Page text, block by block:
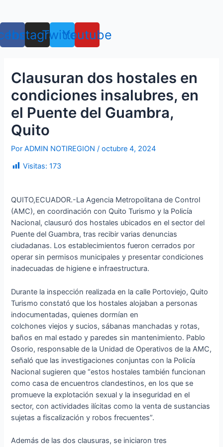
Instagram
TwitterYoutube
Clausuran dos hostales en
condiciones insalubres, en
el Puente del Guambra,
Quito
PorADMIN NOTIREGION/octubre 4, 2024
Visitas: 173
QUITO,ECUADOR.-La Agencia Metropolitana de Control
(AMC), en coordinación con Quito Turismo y la Policía
Nacional, clausuró dos hostales ubicados en el sector del
Puente del Guambra, tras recibir varias denuncias
ciudadanas. Los establecimientos fueron cerrados por
operar sin permisos municipales y presentar condiciones
inadecuadas de higiene e infraestructura.
Durante la inspección realizada en la calle Portoviejo, Quito
Turismo constató que los hostales alojaban a personas
indocumentadas, quienes dormían en
colchones viejos y sucios, sábanas manchadas y rotas,
baños en mal estado y paredes sin mantenimiento. Pablo
Osorio, responsable de la Unidad de Operativos de la AMC,
señaló que las investigaciones conjuntas con la Policía
Nacional sugieren que “estos hostales también funcionan
como casa de encuentros clandestinos, en los que se
promueve la explotación sexual y la inseguridad en el
sector, con actividades ilícitas como la venta de sustancias
sujetas a fiscalización y robos frecuentes”.
Además de las dos clausuras, se iniciaron tres
entradas